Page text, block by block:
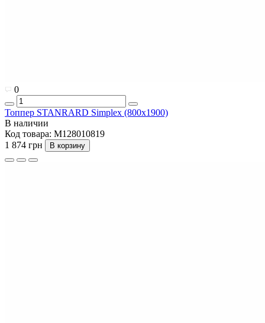
0
Топпер STANRARD Simplex (800x1900)
В наличии
Код товара: M128010819
1 874 грн
В корзину